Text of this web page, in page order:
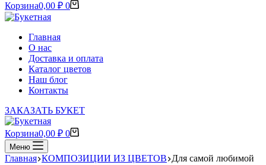
Корзина0,00 ₽ 0
Главная
О нас
Доставка и оплата
Каталог цветов
Наш блог
Контакты
ЗАКАЗАТЬ БУКЕТ
Корзина0,00 ₽ 0
Меню
Главная КОМПОЗИЦИИ ИЗ ЦВЕТОВ Для самой любимой